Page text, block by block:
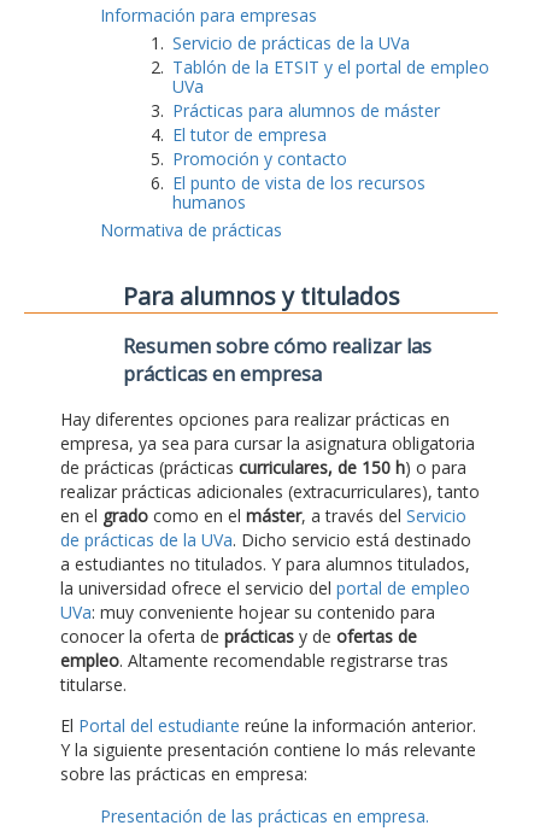
Información para empresas
Servicio de prácticas de la UVa
Tablón de la ETSIT y el portal de empleo
UVa
Prácticas para alumnos de máster
El tutor de empresa
Promoción y contacto
El punto de vista de los recursos
humanos
Normativa de prácticas
Para alumnos y titulados
Resumen sobre cómo realizar las
prácticas en empresa
Hay diferentes opciones para realizar prácticas en
empresa, ya sea para cursar la asignatura obligatoria
de prácticas (prácticas curriculares, de 150 h) o para
realizar prácticas adicionales (extracurriculares), tanto
en el grado como en el máster, a través del Servicio
de prácticas de la UVa. Dicho servicio está destinado
a estudiantes no titulados. Y para alumnos titulados,
la universidad ofrece el servicio del portal de empleo
UVa: muy conveniente hojear su contenido para
conocer la oferta de prácticas y de ofertas de
empleo. Altamente recomendable registrarse tras
titularse.
El Portal del estudiante reúne la información anterior.
Y la siguiente presentación contiene lo más relevante
sobre las prácticas en empresa:
Presentación de las prácticas en empresa.